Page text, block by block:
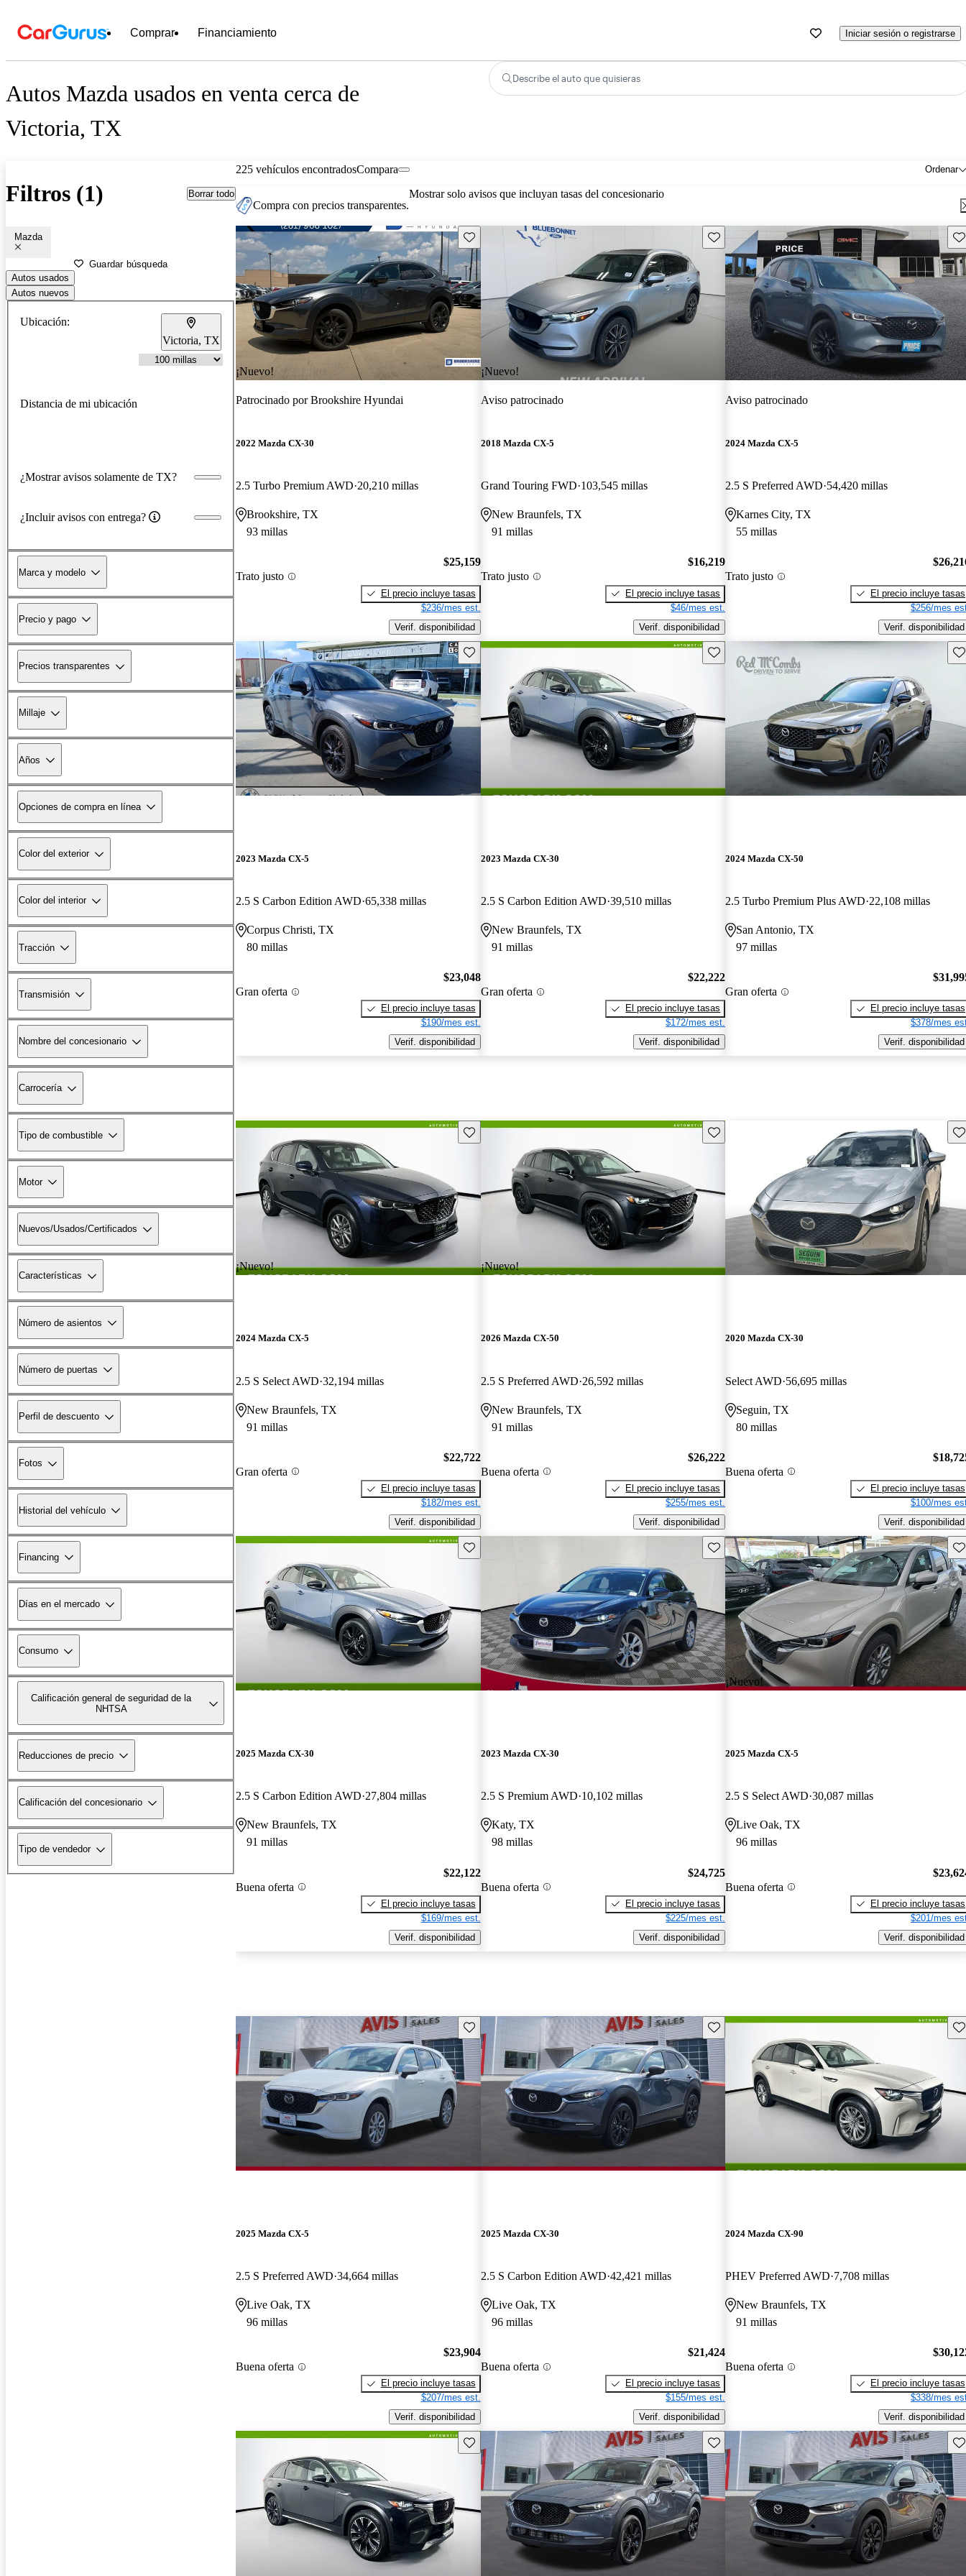
Comprar Financiamiento Iniciar sesión o registrarse
Autos Mazda usados en venta cerca de
Victoria, TX
Describe el auto que quisieras
Filtros (1) Borrar todo
Mazda
Guardar búsqueda
Autos usados
Autos nuevos
Ubicación:
Victoria, TX
Distancia de mi ubicación
¿Mostrar avisos solamente de TX?
¿Incluir avisos con entrega?
Marca y modelo
Precio y pago
Precios transparentes
Millaje
Años
Opciones de compra en línea
Color del exterior
Color del interior
Tracción
Transmisión
Nombre del concesionario
Carrocería
Tipo de combustible
Motor
Nuevos/Usados/Certificados
Características
Número de asientos
Número de puertas
Perfil de descuento
Fotos
Historial del vehículo
Financing
Días en el mercado
Consumo
Calificación general de seguridad de la
NHTSA
Reducciones de precio
Calificación del concesionario
Tipo de vendedor
225 vehículos encontrados Ordenar
Compara
Compra con precios transparentes.
Mostrar solo avisos que incluyan tasas del concesionario
¡Nuevo!
Guarda este Aviso
Patrocinado porBrookshire Hyundai
2022 Mazda CX-30
2.5 Turbo Premium AWD 20,210 millas
Brookshire, TX
93 millas
Trato justo
$25,159
El precio incluye tasas
$236/mes est.
Verif. disponibilidad
¡Nuevo!
Guarda este Aviso
Aviso patrocinado
2018 Mazda CX-5
Grand Touring FWD 103,545 millas
New Braunfels, TX
91 millas
Trato justo
$16,219
El precio incluye tasas
$46/mes est.
Verif. disponibilidad
Aviso patrocinado
2024 Mazda CX-5
2.5 S Preferred AWD 54,420 millas
Karnes City, TX
55 millas
Trato justo
El precio incluye tasas
$256/mes
Verif. disponibilidad
Guarda este Aviso
2023 Mazda CX-5
2.5 S Carbon Edition AWD 65,338 millas
Corpus Christi, TX
80 millas
Gran oferta
$23,048
El precio incluye tasas
$190/mes est.
Verif. disponibilidad
Guarda este Aviso
2023 Mazda CX-30
2.5 S Carbon Edition AWD 39,510 millas
New Braunfels, TX
91 millas
Gran oferta
$22,222
El precio incluye tasas
$172/mes est.
Verif. disponibilidad
2024 Mazda CX-50
2.5 Turbo Premium Plus AWD 22,108 millas
San Antonio, TX
97 millas
Gran oferta
El precio incluye tasas
$378/mes
Verif. disponibilidad
¡Nuevo!
Guarda este Aviso
2024 Mazda CX-5
2.5 S Select AWD 32,194 millas
New Braunfels, TX
91 millas
Gran oferta
$22,722
El precio incluye tasas
$182/mes est.
Verif. disponibilidad
¡Nuevo!
Guarda este Aviso
2026 Mazda CX-50
2.5 S Preferred AWD 26,592 millas
New Braunfels, TX
91 millas
Buena oferta
$26,222
El precio incluye tasas
$255/mes est.
Verif. disponibilidad
2020 Mazda CX-30
Select AWD 56,695 millas
Seguin, TX
80 millas
Buena oferta
El precio incluye tasas
$100/mes
Verif. disponibilidad
Guarda este Aviso
2025 Mazda CX-30
2.5 S Carbon Edition AWD 27,804 millas
New Braunfels, TX
91 millas
Buena oferta
$22,122
El precio incluye tasas
$169/mes est.
Verif. disponibilidad
Guarda este Aviso
2023 Mazda CX-30
2.5 S Premium AWD 10,102 millas
Katy, TX
98 millas
Buena oferta
$24,725
El precio incluye tasas
$225/mes est.
Verif. disponibilidad
¡Nuevo!
2025 Mazda CX-5
2.5 S Select AWD 30,087 millas
Live Oak, TX
96 millas
Buena oferta
El precio incluye tasas
$201/mes
Verif. disponibilidad
Guarda este Aviso
2025 Mazda CX-5
2.5 S Preferred AWD 34,664 millas
Live Oak, TX
96 millas
Buena oferta
$23,904
El precio incluye tasas
$207/mes est.
Verif. disponibilidad
Guarda este Aviso
2025 Mazda CX-30
2.5 S Carbon Edition AWD 42,421 millas
Live Oak, TX
96 millas
Buena oferta
$21,424
El precio incluye tasas
$155/mes est.
Verif. disponibilidad
2024 Mazda CX-90
PHEV Preferred AWD 7,708 millas
New Braunfels, TX
91 millas
Buena oferta
El precio incluye tasas
$338/mes
Verif. disponibilidad
Guarda este Aviso Guarda este Aviso